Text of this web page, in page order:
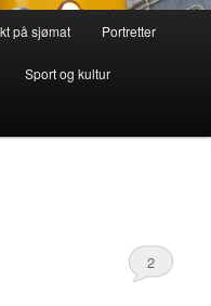
på sjømat Portretter
Sport og kultur
2